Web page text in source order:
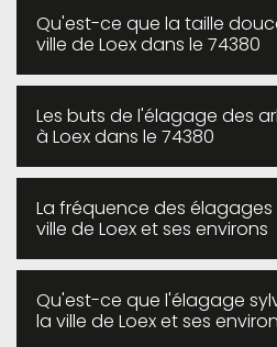
Qu'est-ce que la taille
ville de Loex dans le 74380
Les buts de l'élagage des
à Loex dans le 74380
La fréquence des
ville de Loex et ses environs
Qu'est-ce que l'élagage
la ville de Loex et ses